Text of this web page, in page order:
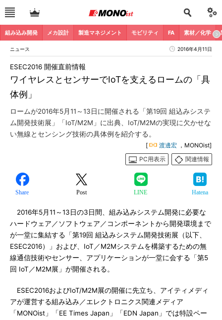
組み込み開発 メカ設計 製造マネジメント モビリティ FA 素材／化学
ニュース 2016年4月11日
ワイヤレスとセンサーでIoTを支えるロームの「具
体例」
ESEC2016 開催直前情報
ロームが2016年5月11～13日に開催される「第19回 組込みシステ
ム開発技術展」「IoT/M2M」に出典、IoT/M2Mの実現に欠かせな
い無線とセンシング技術の具体例を紹介する。
[ 渡邊宏 ，MONOist]
PC用表示
関連情報
Share Post LINE Hatena
2016年5月11～13日の3日間、組み込みシステム開発に必要な
ハードウェア／ソフトウェア／コンポーネントから開発環境まで
が一堂に集結する「第19回 組込みシステム開発技術展（以下、
ESEC2016）」および、IoT／M2Mシステムを構築するための無
線通信技術やセンサー、アプリケーションが一堂に会する「第5
回 IoT／M2M展」が開催される。
ESEC2016およびIoT/M2M展の開催に先立ち、アイティメディ
アが運営する組み込み／エレクトロニクス関連メディア
「MONOist」「EE Times Japan」「EDN Japan」では特設ペー